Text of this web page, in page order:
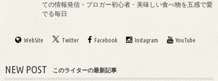
ての情報発信・ブロガー初心者・美味しい食べ物を五感で愛
でる毎日
WebSite Twitter Facebook Instagram YouTube
NEW POST このライターの最新記事